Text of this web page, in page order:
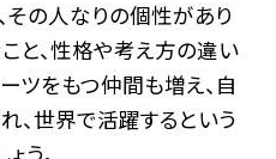
その人なりの個性があり
と、性格や考え方の違い
ツをもつ仲間も増え、自
世界で活躍するという